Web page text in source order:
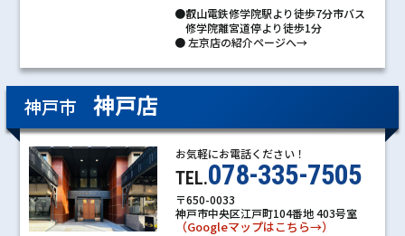
●叡山電鉄修学院駅より徒歩7分市バス
修学院離宮道停より徒歩1分
●左京店の紹介ページへ→
神戸市 神戸店
お気軽にお電話ください！
TEL.078-335-7505
〒650-0033
神戸市中央区江戸町104番地 403号室
（Googleマップはこちら→）